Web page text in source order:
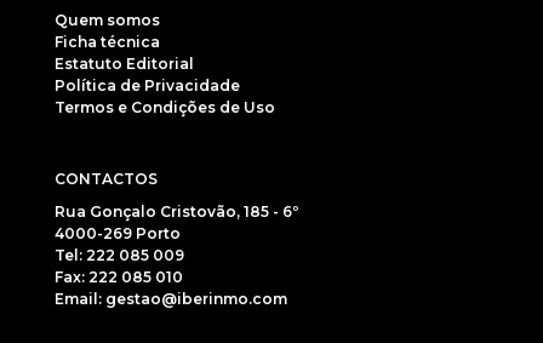
Quem somos
Ficha técnica
Estatuto Editorial
Política de Privacidade
Termos e Condições de Uso
CONTACTOS
Rua Gonçalo Cristovão, 185 - 6º
4000-269 Porto
Tel: 222 085 009
Fax: 222 085 010
Email: gestao@iberinmo.com